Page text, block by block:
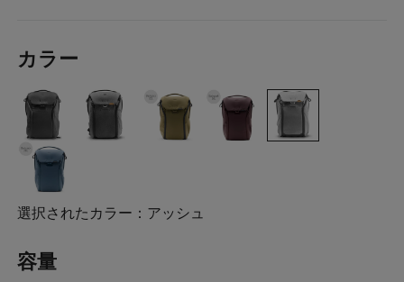
カラー
選択されたカラー：アッシュ
容量